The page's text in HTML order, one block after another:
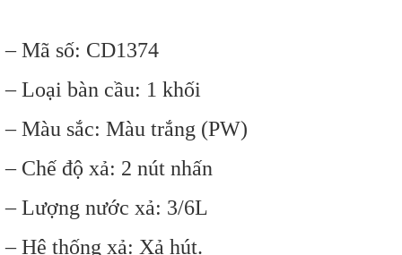
– Mã số: CD1374
– Loại bàn cầu: 1 khối
– Màu sắc: Màu trắng (PW)
– Chế độ xả: 2 nút nhấn
– Lượng nước xả: 3/6L
– Hệ thống xả: Xả hút.